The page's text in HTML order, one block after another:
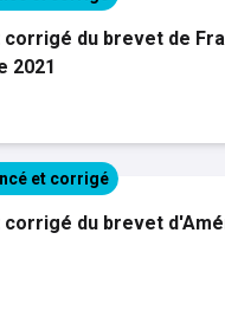
du brevet de
2021
et corrigé
du brevet